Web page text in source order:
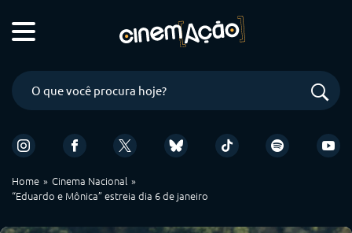
Home
Cinema Nacional
“Eduardo e Mônica” estreia dia 6 de janeiro